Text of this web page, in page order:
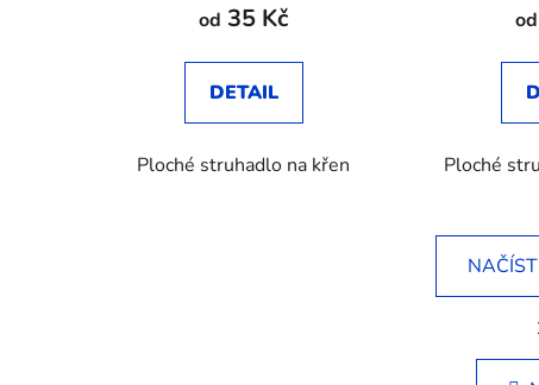
od 35 Kč
DETAIL
Ploché struhadlo na křen
od
Ploché